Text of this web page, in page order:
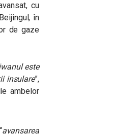
cu
în
de gaze
este
insulare”,
ambelor
avansarea